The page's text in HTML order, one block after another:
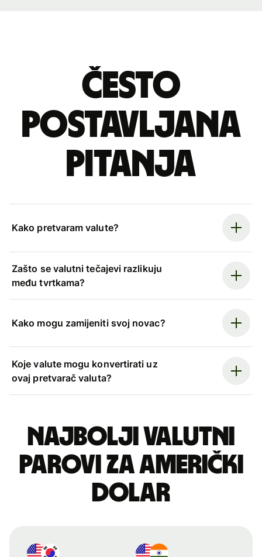
Često
postavljana
pitanja
Kako pretvaram valute?
Zašto se valutni tečajevi razlikuju
među tvrtkama?
Kako mogu zamijeniti svoj novac?
Koje valute mogu konvertirati uz
ovaj pretvarač valuta?
Najbolji valutni
parovi za američki
dolar